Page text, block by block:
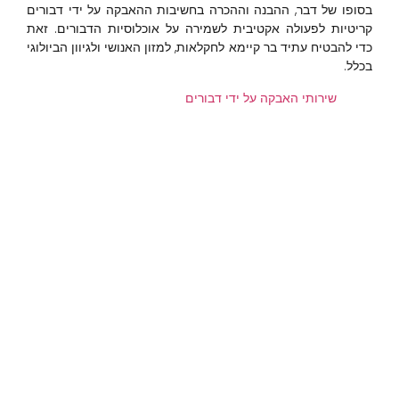
בסופו של דבר, ההבנה וההכרה בחשיבות ההאבקה על ידי דבורים
קריטיות לפעולה אקטיבית לשמירה על אוכלוסיות הדבורים. זאת
כדי להבטיח עתיד בר קיימא לחקלאות, למזון האנושי ולגיוון הביולוגי
בכלל.
שירותי האבקה על ידי דבורים